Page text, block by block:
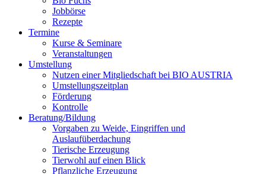
Jobbörse
Rezepte
Termine
Kurse & Seminare
Veranstaltungen
Umstellung
Nutzen einer Mitgliedschaft bei BIO AUSTRIA
Umstellungszeitplan
Förderung
Kontrolle
Beratung/Bildung
Vorgaben zu Weide, Eingriffen und
Auslaufüberdachung
Tierische Erzeugung
Tierwohl auf einen Blick
Pflanzliche Erzeugung